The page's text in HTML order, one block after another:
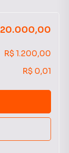
R$ 1.200,00
R$ 0,01